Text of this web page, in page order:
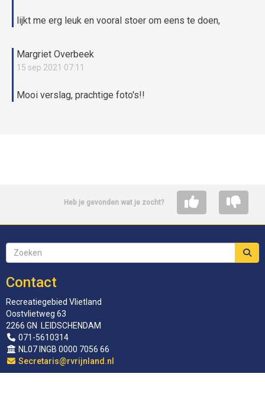
lijkt me erg leuk en vooral stoer om eens te doen,
Margriet Overbeek
15 sep 2021 07:11
Mooi verslag, prachtige foto's!!
Heb je gevonden wat je zocht?
Contact
Recreatiegebied Vlietland
Oostvlietweg 63
2266 GN LEIDSCHENDAM
071-5610314
NL07 INGB 0000 7056 66
siraterceS@rvrijnland.nl